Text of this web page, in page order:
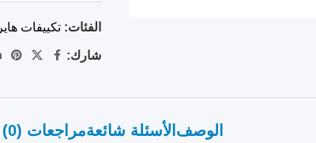
الفئات: تكييفات هاير
شارك:
الوصف الأسئلة شائعةمراجعات (0)